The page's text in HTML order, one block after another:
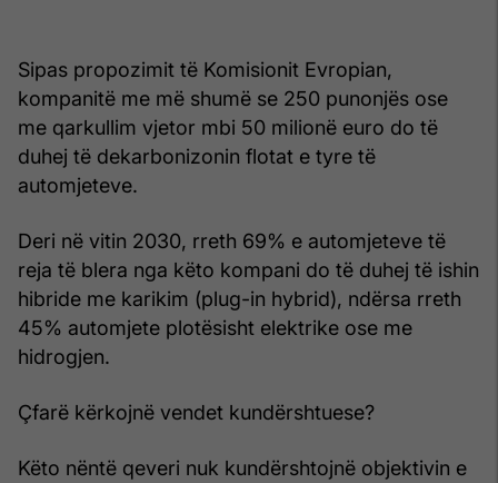
Sipas propozimit të Komisionit Evropian,
kompanitë me më shumë se 250 punonjës ose
me qarkullim vjetor mbi 50 milionë euro do të
duhej të dekarbonizonin flotat e tyre të
automjeteve.
Deri në vitin 2030, rreth 69% e automjeteve të
reja të blera nga këto kompani do të duhej të ishin
hibride me karikim (plug-in hybrid), ndërsa rreth
45% automjete plotësisht elektrike ose me
hidrogjen.
Çfarë kërkojnë vendet kundërshtuese?
Këto nëntë qeveri nuk kundërshtojnë objektivin e